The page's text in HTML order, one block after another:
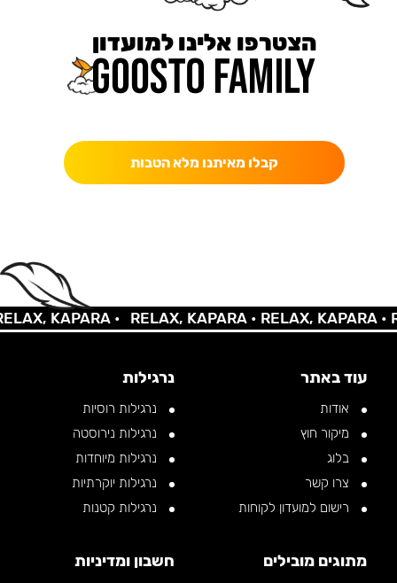
הצטרפו אלינו למועדון
קבלו מאיתנו מלא הטבות
KAPARA • RELAX, KAPARA •RELAX, KAPARA •
עוד באתר
אודות
מיקור חוץ
בלוג
צרו קשר
רישום למועדון לקוחות
נרגילות
נרגילות רוסיות
נרגילות נירוסטה
נרגילות מיוחדות
נרגילות יוקרתיות
נרגילות קטנות
מתוגים מובילים חשבון ומדיניות